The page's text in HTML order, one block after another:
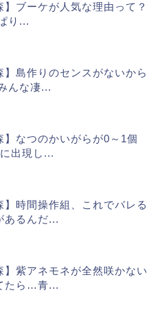
】ブーケが人気な理由って？
り...
】島作りのセンスがないから
んな凄...
】なつのかいがらが0～1個
出現し...
】時間操作組、これでバレる
あるんだ...
】紫アネモネが全然咲かない
たら…青...